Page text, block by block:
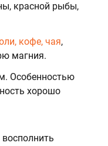
красной рыбы,
кофе, чая,
магния.
Особенностью
хорошо